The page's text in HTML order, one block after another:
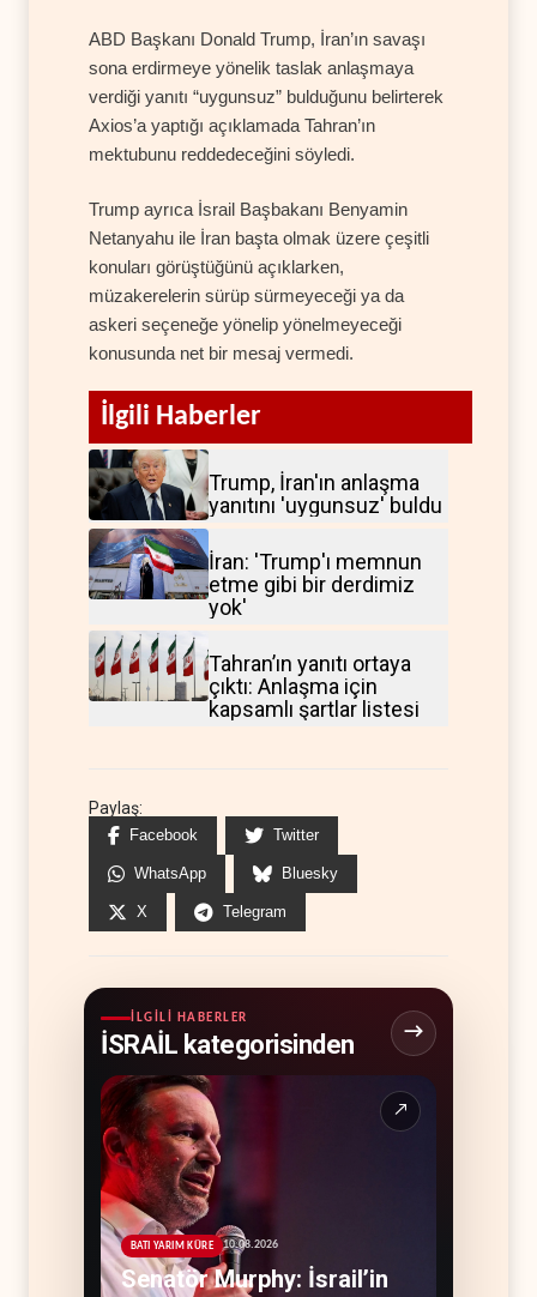
ABD Başkanı Donald Trump, İran’ın savaşı
sona erdirmeye yönelik taslak anlaşmaya
verdiği yanıtı “uygunsuz” bulduğunu belirterek
Axios’a yaptığı açıklamada Tahran’ın
mektubunu reddedeceğini söyledi.
Trump ayrıca İsrail Başbakanı Benyamin
Netanyahu ile İran başta olmak üzere çeşitli
konuları görüştüğünü açıklarken,
müzakerelerin sürüp sürmeyeceği ya da
askeri seçeneğe yönelip yönelmeyeceği
konusunda net bir mesaj vermedi.
İlgili Haberler
Trump, İran'ın anlaşma
yanıtını 'uygunsuz' buldu
İran: 'Trump'ı memnun
etme gibi bir derdimiz
yok'
Tahran’ın yanıtı ortaya
çıktı: Anlaşma için
kapsamlı şartlar listesi
Paylaş:
Facebook Twitter
WhatsApp Bluesky
X Telegram
İLGILI HABERLER
İSRAİL kategorisinden
↗
BATI YARIM KÜRE 10.08.2026
Senatör Murphy: İsrail’in